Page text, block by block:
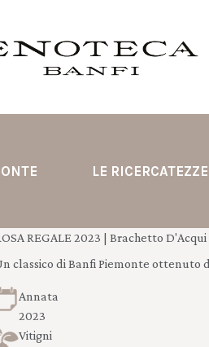
LE RICERCATEZZE
REGALE 2023 | Brachetto
classico di Banfi Piemonte ottenuto
Annata
2023
Vitigni